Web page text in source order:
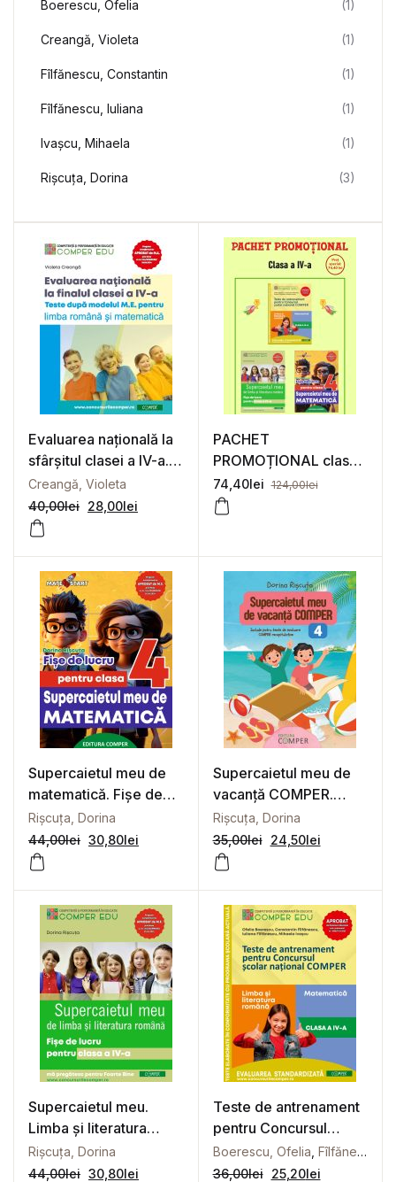
Evaluarea națională la
sfârșitul clasei a IV-a.
Teste după modelul
M.E. pentru limba și
literatura română și
Creangă, Violeta
40,00lei 28,00lei
PACHET
PROMOȚIONAL clasa
a 4-a
74,40lei 124,00lei
Supercaietul meu de
matematică. Fișe de
lucru pentru clasa a IV-
a
Rișcuța, Dorina
44,00lei 30,80lei
Supercaietul meu de
vacanță COMPER.
Clasa a 4-a
Rișcuța, Dorina
35,00lei 24,50lei
Supercaietul meu.
Limba și literatura
română. Fișe de lucru
pentru clasa a IV-a
Rișcuța, Dorina
44,00lei 30,80lei
Teste de antrenament
pentru Concursul
școlar național
COMPER, Comunicare
Boerescu, Ofelia Fîlfănescu, Constantin
36,00lei 25,20lei
Boerescu, Ofelia (1)
Creangă, Violeta (1)
Fîlfănescu, Constantin (1)
Fîlfănescu, Iuliana (1)
Ivașcu, Mihaela (1)
Rișcuța, Dorina (3)